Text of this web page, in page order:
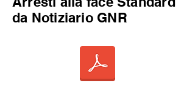
da Notiziario GNR